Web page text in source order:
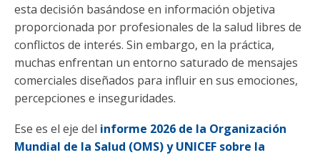
esta decisión basándose en información objetiva
proporcionada por profesionales de la salud libres de
conflictos de interés. Sin embargo, en la práctica,
muchas enfrentan un entorno saturado de mensajes
comerciales diseñados para influir en sus emociones,
percepciones e inseguridades.
Ese es el eje del informe 2026 de la Organización
Mundial de la Salud (OMS) y UNICEF sobre la